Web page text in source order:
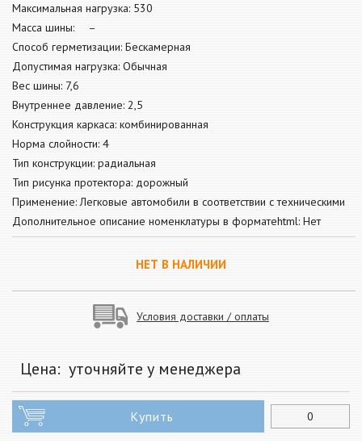
Максимальная нагрузка: 530
Масса шины: –
Способ герметизации: Бескамерная
Допустимая нагрузка: Обычная
Вес шины: 7,6
Внутреннее давление: 2,5
Конструкция каркаса: комбинированная
Норма слойности: 4
Тип конструкции: радиальная
Тип рисунка протектора: дорожный
Применение: Легковые автомобили в соответствии с техническими
Дополнительное описание номенклатуры в форматеhtml: Нет
НЕТ В НАЛИЧИИ
Условия доставки / оплаты
Цена: уточняйте у менеджера
Купить